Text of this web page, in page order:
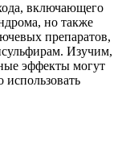
включающего
но также
препаратов,
Изучим,
эффекты могут